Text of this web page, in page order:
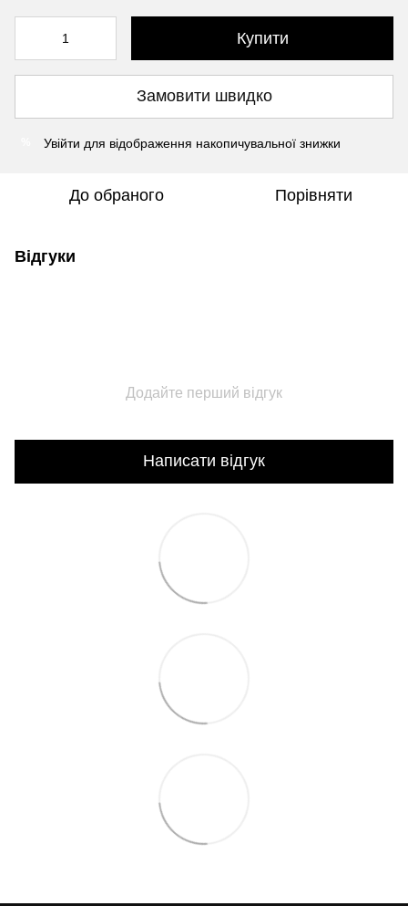
Купити
Замовити швидко
Увійти для відображення накопичувальної знижки
До обраного Порівняти
Відгуки
Додайте перший відгук
Написати відгук